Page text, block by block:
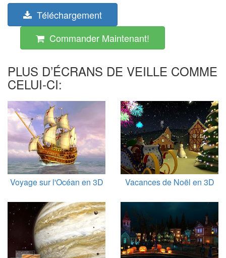
Téléchargement
Commander Maintenant!
PLUS D’ÉCRANS DE VEILLE COMME
CELUI-CI:
Voyage sur l'Océan en 3D Vacances de Noël en 3D